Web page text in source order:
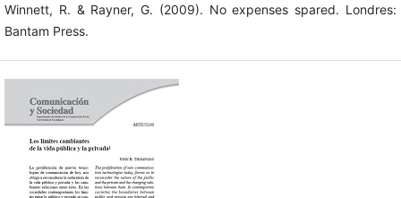
Winnett, R. & Rayner, G. (2009). No expenses spared. Londres:
Bantam Press.